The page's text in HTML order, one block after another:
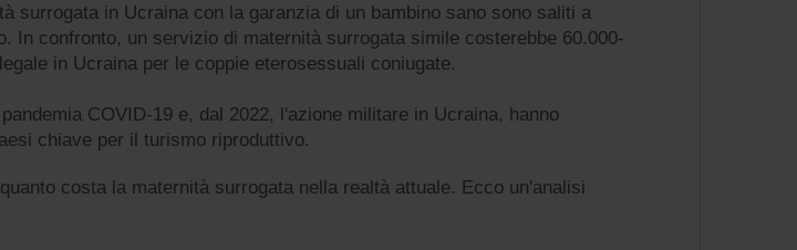
surrogata in Ucraina con la garanzia di un bambino sano sono saliti a
In confronto, un servizio di maternità surrogata simile costerebbe 60.000-
in Ucraina per le coppie eterosessuali coniugate.
COVID-19 e, dal 2022, l'azione militare in Ucraina, hanno
chiave per il turismo riproduttivo.
costa la maternità surrogata nella realtà attuale. Ecco un'analisi